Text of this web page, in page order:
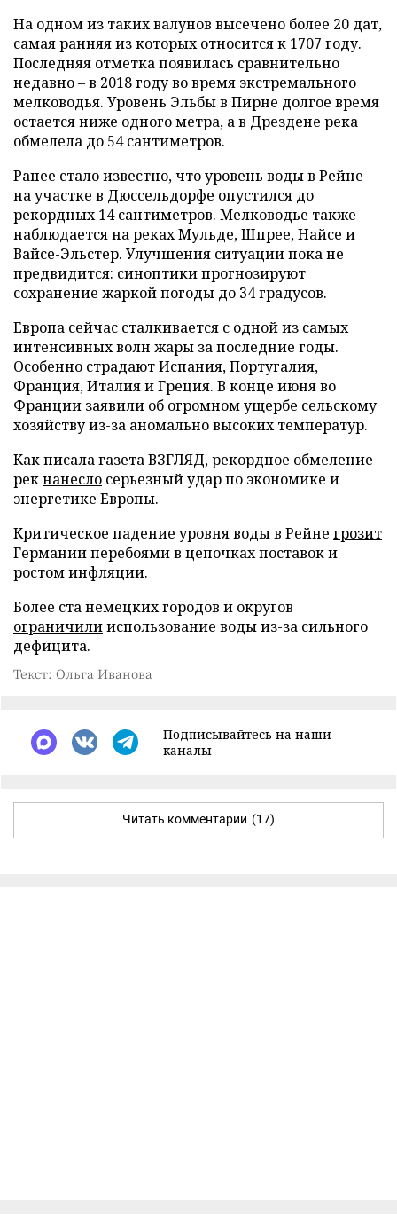
На одном из таких валунов высечено более 20 дат,
самая ранняя из которых относится к 1707 году.
Последняя отметка появилась сравнительно
недавно – в 2018 году во время экстремального
мелководья. Уровень Эльбы в Пирне долгое время
остается ниже одного метра, а в Дрездене река
обмелела до 54 сантиметров.
Ранее стало известно, что уровень воды в Рейне
на участке в Дюссельдорфе опустился до
рекордных 14 сантиметров. Мелководье также
наблюдается на реках Мульде, Шпрее, Найсе и
Вайсе-Эльстер. Улучшения ситуации пока не
предвидится: синоптики прогнозируют
сохранение жаркой погоды до 34 градусов.
Европа сейчас сталкивается с одной из самых
интенсивных волн жары за последние годы.
Особенно страдают Испания, Португалия,
Франция, Италия и Греция. В конце июня во
Франции заявили об огромном ущербе сельскому
хозяйству из-за аномально высоких температур.
Как писала газета ВЗГЛЯД, рекордное обмеление
рекнанесло серьезный удар по экономике и
энергетике Европы.
Критическое падение уровня воды в Рейне грозит
Германии перебоями в цепочках поставок и
ростом инфляции.
Более ста немецких городов и округов
ограничилииспользование воды из-за сильного
дефицита.
Текст: Ольга Иванова
Подписывайтесь на наши
каналы
Читать комментарии (17)